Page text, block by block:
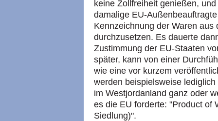
keine Zollfreiheit genießen, und
damalige EU-
Kennzeichnung der Waren aus
durchzusetzen. Es dauerte
Zustimmung der EU-Staaten
später, kann von einer
wie eine vor kurzem
werden beispielsweise
im Westjordanland ganz oder
es die EU forderte: "Product of
Siedlung)".